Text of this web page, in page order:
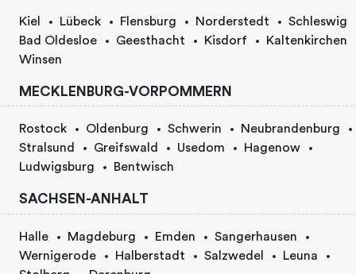
Kiel Lübeck Flensburg Norderstedt
Schleswig
Bad Oldesloe
Geesthacht Kisdorf
Kaltenkirchen
Winsen
MECKLENBURG-VORPOMMERN
Rostock Oldenburg Schwerin
Neubrandenburg
Stralsund
Greifswald Usedom
Hagenow
Ludwigsburg
Bentwisch
SACHSEN-ANHALT
Halle Magdeburg Emden
Sangerhausen
Wernigerode
Halberstadt Salzwedel
Leuna